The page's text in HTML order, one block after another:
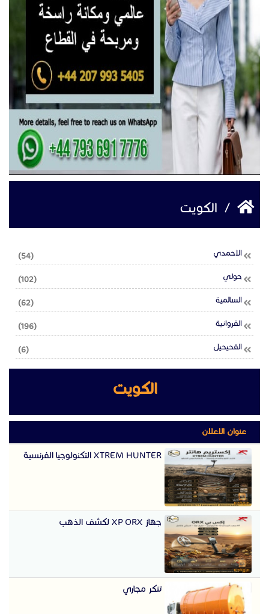
/ الكويت
(54) الاحمدي
(102) حولي
(62) السالمية
(196) الفروانية
(6) الفحيحيل
الكويت
عنوان الاعلان
XTREM HUNTER التكنولوجيا الفرنسية
جهاز XP ORX لكشف الذهب
تنكر مجاري